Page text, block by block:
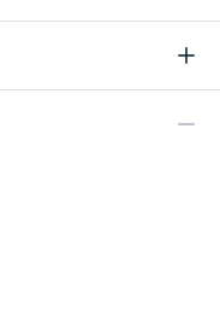
эластан
30С, химчистка
сушка